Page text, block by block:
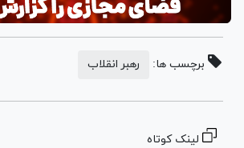
برچسب ها: رهبر انقلاب
لینک کوتاه